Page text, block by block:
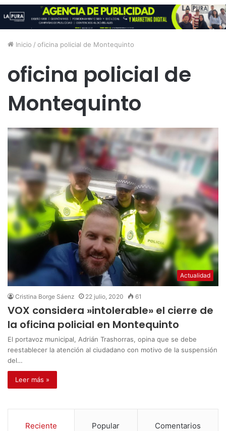
Inicio / oficina policial de Montequinto
oficina policial de
Montequinto
Actualidad
Cristina Borge Sáenz 22 julio, 2020 61
VOX considera »intolerable» el cierre de
la oficina policial en Montequinto
El portavoz municipal, Adrián Trashorras, opina que se debe
reestablecer la atención al ciudadano con motivo de la suspensión
del…
Leer más »
Reciente Popular Comentarios